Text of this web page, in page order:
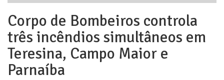
Corpo de Bombeiros controla
três incêndios simultâneos em
Teresina, Campo Maior e
Parnaíba